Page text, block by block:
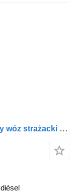
MAN Straż pożarna pojazd pożarniczy wóz strażacki MAN L80 GBA średni
diésel